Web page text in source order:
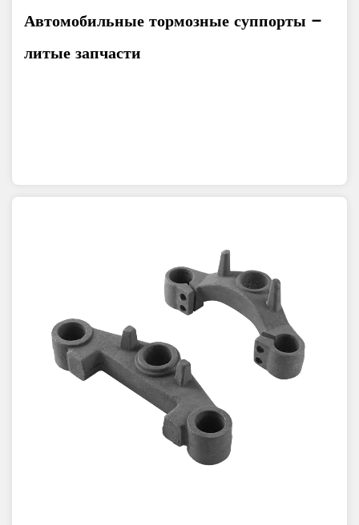
Автомобильные тормозные суппорты –
литые запчасти